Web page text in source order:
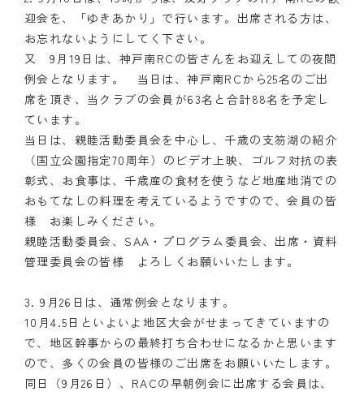
迎会を、「ゆきあかり」で行います。出席される方は、
お忘れないようにしてく下さい。
又 9月19日は、神戸南RCの皆さんをお迎えしての夜間
例会となります。 当日は、神戸南RCから25名のご出
席を頂き、当クラブの会員が63名と合計88名を予定し
ています。
当日は、親睦活動委員会を中心し、千歳の支笏湖の紹介
（国立公園指定70周年）のビデオ上映、ゴルフ対抗の表
彰式、お食事は、千歳産の食材を使うなど地産地消での
おもてなしの料理を考えているようですので、会員の皆
様 お楽しみください。
親睦活動委員会、SAA・プログラム委員会、出席・資料
管理委員会の皆様 よろしくお願いいたします。
3. 9月26日は、通常例会となります。
10月4.5日といよいよ地区大会がせまってきていますの
で、地区幹事からの最終打ち合わせになるかと思います
ので、多くの会員の皆様のご出席をお願いいたします。
同日（9月26日）、RACの早朝例会に出席する会員は、